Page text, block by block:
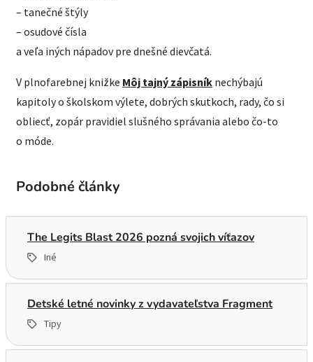
– tanečné štýly
– osudové čísla
a veľa iných nápadov pre dnešné dievčatá.
V plnofarebnej knižke Môj tajný zápisník nechýbajú
kapitoly o školskom výlete, dobrých skutkoch, rady, čo si
obliecť, zopár pravidiel slušného správania alebo čo-to
o móde.
Podobné články
The Legits Blast 2026 pozná svojich víťazov
Iné
Detské letné novinky z vydavateľstva Fragment
Tipy